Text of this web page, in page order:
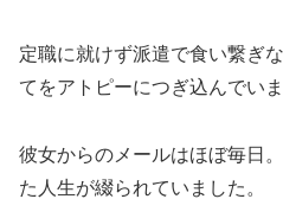
定職に就けず派遣で食い繋ぎ
てをアトピーにつぎ込んでいま
彼女からのメールはほぼ毎日
た人生が綴られていました。